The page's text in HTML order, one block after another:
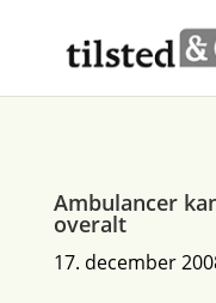
Ambulancer
overalt
17. december